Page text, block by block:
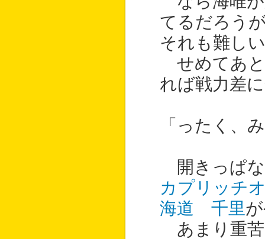
てるだろう
それも難し
せめてあと
れば戦力差
「ったく、
開きっぱな
カプリッチ
海道 千里
あまり重苦